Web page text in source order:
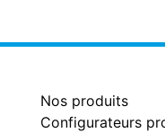
Nos produits
Configurateurs